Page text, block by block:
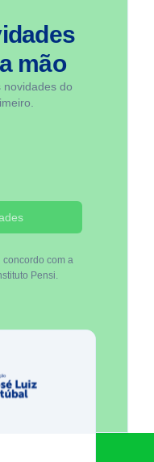
mão
do
com a
Pensi.
José Luiz Egydio